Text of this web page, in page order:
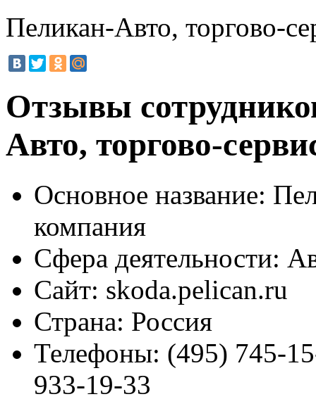
Пеликан-Авто, торгово-
Отзывы
Авто, торгово-
Основное название:
компания
Сфера деятельности:
Сайт: skoda.pelican.ru
Страна: Россия
Телефоны: (495) 745-
933-19-33